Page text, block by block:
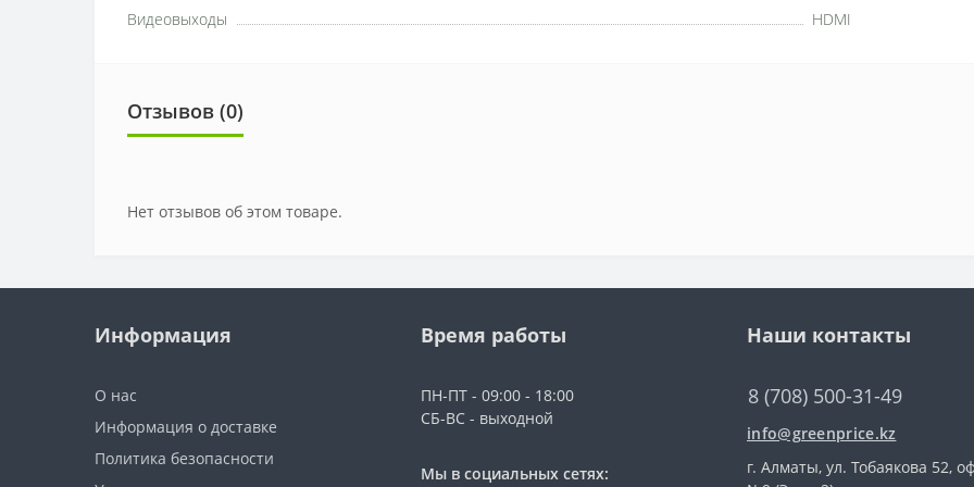
Видеовыходы HDMI
Отзывов (0)
Нет отзывов об этом товаре.
Информация
О нас
Информация о доставке
Политика безопасности
Время работы
ПН-ПТ - 09:00 - 18:00
СБ-ВС - выходной
Мы в социальных сетях:
Наши контакты
8 (708) 500-31-49
info@greenprice.kz
г. Алматы, ул. Тобаякова 52,